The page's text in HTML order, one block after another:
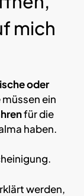
mich
oder
müssen ein
für die
haben.
werden,